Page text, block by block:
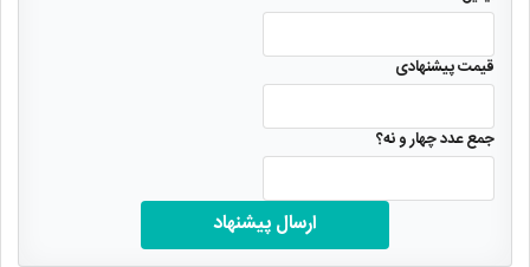
قیمت پیشنهادی
جمع عدد چهار و نه؟
ارسال پیشنهاد